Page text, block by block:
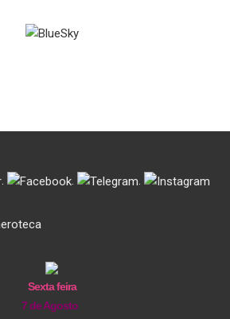
. . .
Sexta feira
7 de Agosto